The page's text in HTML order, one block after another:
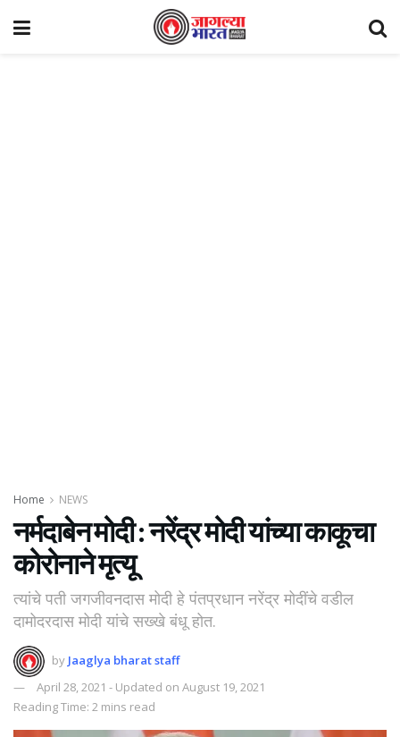
Home NEWS
नर्मदाबेन मोदी : नरेंद्र मोदी यांच्या काकूचा
कोरोनाने मृत्यू
त्यांचे पती जगजीवनदास मोदी हे पंतप्रधान नरेंद्र मोदींचे वडील
दामोदरदास मोदी यांचे सख्खे बंधू होत.
by Jaaglya bharat staff
April 28, 2021 - Updated on August 19, 2021
Reading Time: 2 mins read